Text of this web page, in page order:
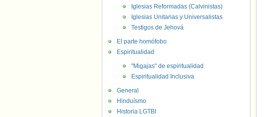
Iglesias Reformadas (Calvinistas)
Iglesias Unitarias y Universalistas
Testigos de Jehová
El parte homófobo
Espiritualidad
"Migajas" de espiritualidad
Espiritualidad Inclusiva
General
Hinduísmo
Historia LGTBI